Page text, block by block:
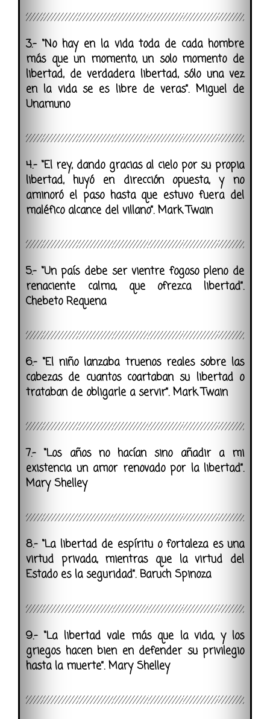
3.- “No hay en la vida toda de cada hombre
más que un momento, un solo momento de
libertad, de verdadera libertad, sólo una vez
en la vida se es libre de veras”. Miguel de
Unamuno
4.- “El rey, dando gracias al cielo por su propia
libertad, huyó en dirección opuesta, y no
aminoró el paso hasta que estuvo fuera del
maléfico alcance del villano”. Mark Twain
5.- “Un país debe ser vientre fogoso pleno de
renaciente calma, que ofrezca libertad”.
Chebeto Requena
6.- “El niño lanzaba truenos reales sobre las
cabezas de cuantos coartaban su libertad o
trataban de obligarle a servir”. Mark Twain
7.- “Los años no hacían sino añadir a mi
existencia un amor renovado por la libertad”.
Mary Shelley
8.- “La libertad de espíritu o fortaleza es una
virtud privada, mientras que la virtud del
Estado es la seguridad”. Baruch Spinoza
9.- “La libertad vale más que la vida, y los
griegos hacen bien en defender su privilegio
hasta la muerte”. Mary Shelley